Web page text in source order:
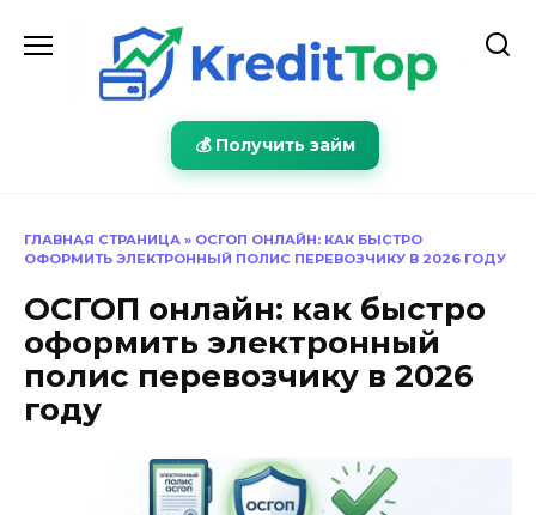
содержанию
💰 Получить займ
ГЛАВНАЯ СТРАНИЦА » ОСГОП ОНЛАЙН: КАК БЫСТРО
ОФОРМИТЬ ЭЛЕКТРОННЫЙ ПОЛИС ПЕРЕВОЗЧИКУ В 2026 ГОДУ
ОСГОП онлайн: как быстро
оформить электронный
полис перевозчику в 2026
году